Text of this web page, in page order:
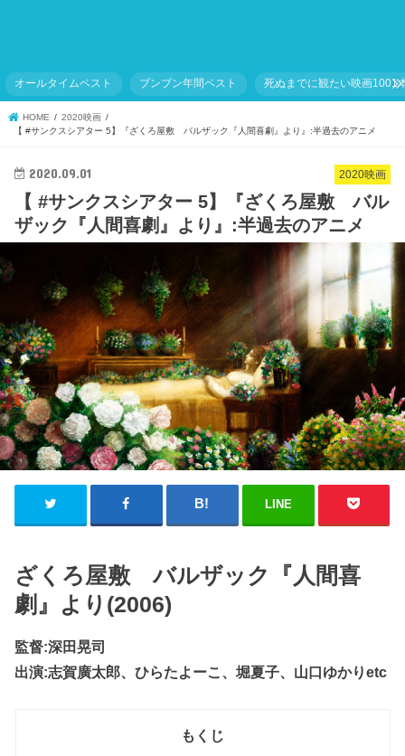
オールタイムベスト ブンブン年間ベスト 死ぬまでに観たい映画1001
HOME
2020映画
【 #サンクスシアター 5】『ざくろ屋敷 バルザック『人間喜劇』より』:半過去のアニメ
2020映画
2020.09.01
【 #サンクスシアター 5】『ざくろ屋敷 バル
ザック『人間喜劇』より』:半過去のアニメ
LINE
ざくろ屋敷 バルザック『人間喜
劇』より(2006)
監督:深田晃司
出演:志賀廣太郎、ひらたよーこ、堀夏子、山口ゆかりetc
もくじ